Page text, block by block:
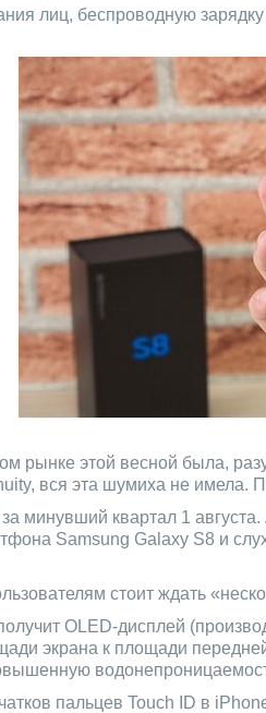
лиц, беспроводную
рынке этой весной была,
вся эта шумиха не имела.
минувший квартал 1
Samsung Galaxy S8 и
стоит ждать
OLED-дисплей
экрана к площади
пальцев Touch ID в